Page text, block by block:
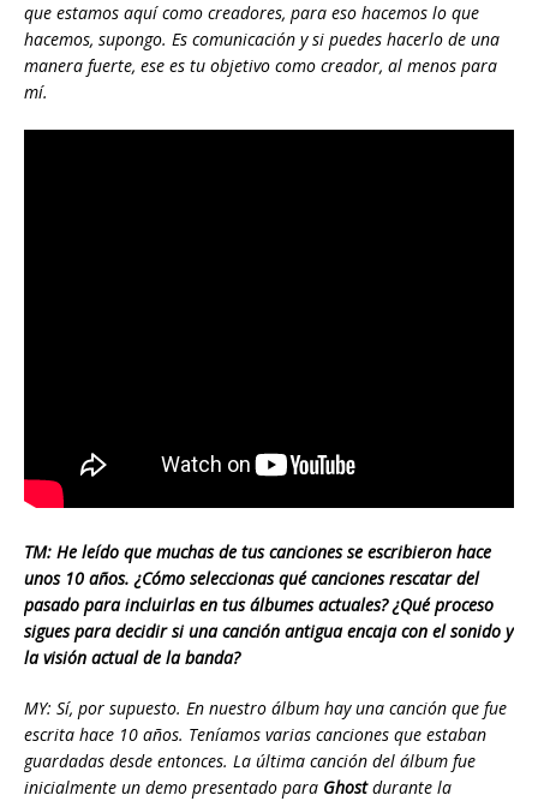
que estamos aquí como creadores, para eso hacemos lo que
hacemos, supongo. Es comunicación y si puedes hacerlo de una
manera fuerte, ese es tu objetivo como creador, al menos para
mí.
TM: He leído que muchas de tus canciones se escribieron hace
unos 10 años. ¿Cómo seleccionas qué canciones rescatar del
pasado para incluirlas en tus álbumes actuales? ¿Qué proceso
sigues para decidir si una canción antigua encaja con el sonido y
la visión actual de la banda?
MY: Sí, por supuesto. En nuestro álbum hay una canción que fue
escrita hace 10 años. Teníamos varias canciones que estaban
guardadas desde entonces. La última canción del álbum fue
inicialmente un demo presentado para Ghostdurante la